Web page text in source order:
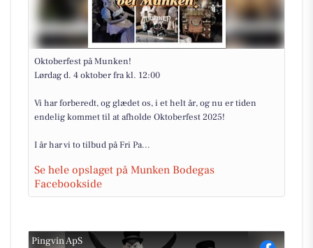
Oktoberfest på Munken!
Lørdag d. 4 oktober fra kl. 12:00
Vi har forberedt, og glædet os, i et helt år, og nu er tiden
endelig kommet til at afholde Oktoberfest 2025!
I år har vi to tilbud på Fri Pa...
Se hele opslaget på Munken Bodegas
Facebookside
Pingvin ApS